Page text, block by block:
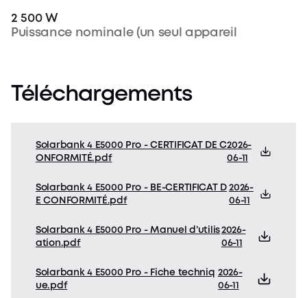
2 500 W
Puissance nominale (un seul appareil
Téléchargements
Solarbank 4 E5000 Pro - CERTIFICAT DE C
ONFORMITÉ.pdf
2026-
06-11
Solarbank 4 E5000 Pro - BE-CERTIFICAT D
E CONFORMITÉ.pdf
2026-
06-11
Solarbank 4 E5000 Pro - Manuel d’utilis
ation.pdf
2026-
06-11
Solarbank 4 E5000 Pro - Fiche techniq
ue.pdf
2026-
06-11